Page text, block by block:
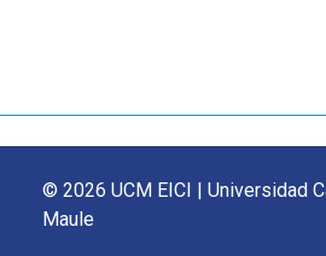
© 2026 UCM EICI | Universidad
Maule